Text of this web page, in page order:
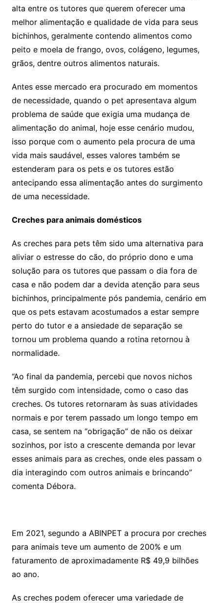
alta entre os tutores que querem oferecer uma
melhor alimentação e qualidade de vida para seus
bichinhos, geralmente contendo alimentos como
peito e moela de frango, ovos, colágeno, legumes,
grãos, dentre outros alimentos naturais.
Antes esse mercado era procurado em momentos
de necessidade, quando o pet apresentava algum
problema de saúde que exigia uma mudança de
alimentação do animal, hoje esse cenário mudou,
isso porque com o aumento pela procura de uma
vida mais saudável, esses valores também se
estenderam para os pets e os tutores estão
antecipando essa alimentação antes do surgimento
de uma necessidade.
Creches para animais domésticos
As creches para pets têm sido uma alternativa para
aliviar o estresse do cão, do próprio dono e uma
solução para os tutores que passam o dia fora de
casa e não podem dar a devida atenção para seus
bichinhos, principalmente pós pandemia, cenário em
que os pets estavam acostumados a estar sempre
perto do tutor e a ansiedade de separação se
tornou um problema quando a rotina retornou à
normalidade.
“Ao final da pandemia, percebi que novos nichos
têm surgido com intensidade, como o caso das
creches. Os tutores retornaram às suas atividades
normais e por terem passado um longo tempo em
casa, se sentem na “obrigação” de não os deixar
sozinhos, por isto a crescente demanda por levar
esses animais para as creches, onde eles passam o
dia interagindo com outros animais e brincando”
comenta Débora.
Em 2021, segundo a ABINPET a procura por creches
para animais teve um aumento de 200% e um
faturamento de aproximadamente R$ 49,9 bilhões
ao ano.
As creches podem oferecer uma variedade de